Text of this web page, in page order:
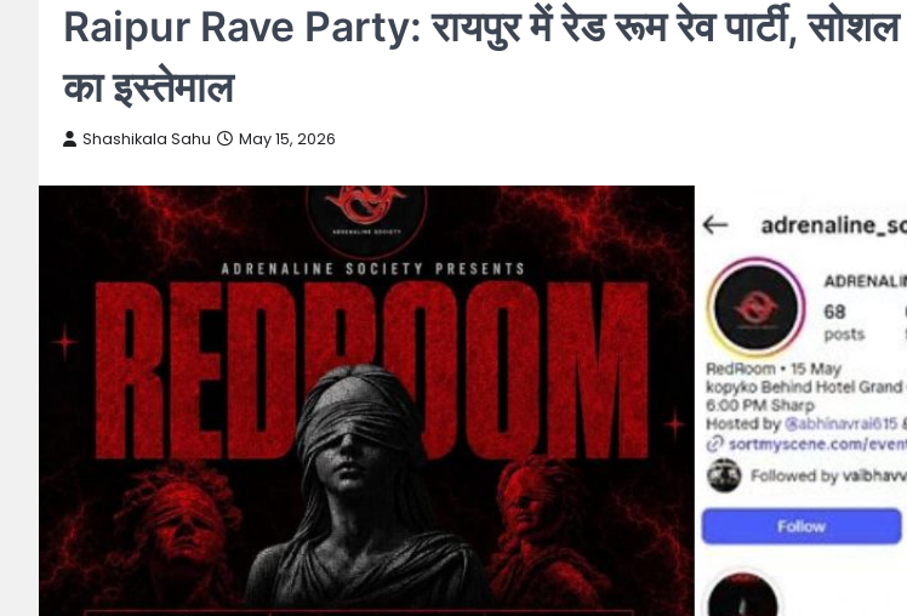
Raipur Rave Party: रायपुर में रेड रूम रेव पार्टी, सोशल
का इस्तेमाल
Shashikala Sahu May 15, 2026